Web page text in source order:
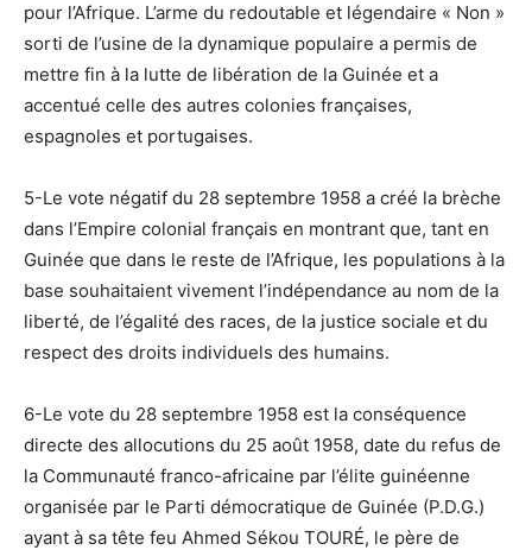
pour l’Afrique. L’arme du redoutable et légendaire « Non »
sorti de l’usine de la dynamique populaire a permis de
mettre fin à la lutte de libération de la Guinée et a
accentué celle des autres colonies françaises,
espagnoles et portugaises.
5-Le vote négatif du 28 septembre 1958 a créé la brèche
dans l’Empire colonial français en montrant que, tant en
Guinée que dans le reste de l’Afrique, les populations à la
base souhaitaient vivement l’indépendance au nom de la
liberté, de l’égalité des races, de la justice sociale et du
respect des droits individuels des humains.
6-Le vote du 28 septembre 1958 est la conséquence
directe des allocutions du 25 août 1958, date du refus de
la Communauté franco-africaine par l’élite guinéenne
organisée par le Parti démocratique de Guinée (P.D.G.)
ayant à sa tête feu Ahmed Sékou TOURÉ, le père de